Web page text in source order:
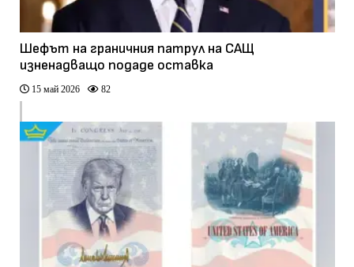
Шефът на граничния патрул на САЩ
изненадващо подаде оставка
15 май 2026 82